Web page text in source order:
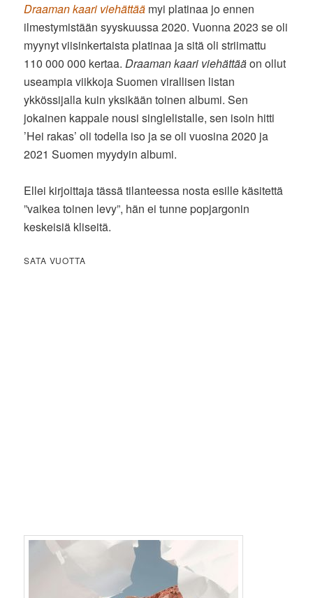
Draaman kaari viehättää myi platinaa jo ennen
ilmestymistään syyskuussa 2020. Vuonna 2023 se oli
myynyt viisinkertaista platinaa ja sitä oli striimattu
110 000 000 kertaa.Draaman kaari viehättääon ollut
useampia viikkoja Suomen virallisen listan
ykkössijalla kuin yksikään toinen albumi. Sen
jokainen kappale nousi singlelistalle, sen isoin hitti
’Hei rakas’ oli todella iso ja se oli vuosina 2020 ja
2021 Suomen myydyin albumi.
Ellei kirjoittaja tässä tilanteessa nosta esille käsitettä
”vaikea toinen levy”, hän ei tunne popjargonin
keskeisiä kliseitä.
SATA VUOTTA